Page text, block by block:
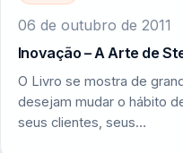
06 de outubro de 2011
Inovação – A Arte de
O Livro se mostra de
desejam mudar o hábito
seus clientes, seus…